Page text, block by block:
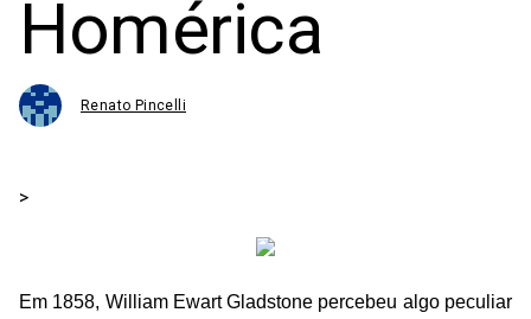
Homérica
Renato Pincelli
>
Em 1858, William Ewart Gladstone percebeu algo peculiar